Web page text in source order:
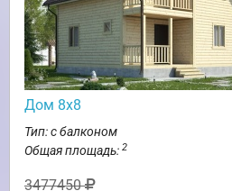
Дом 8х8
Тип: с балконом
Общая площадь: 2
3477450